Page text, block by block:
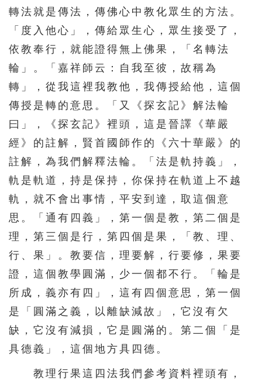
轉法就是傳法，傳佛心中教化眾生的方法。
「度入他心」，傳給眾生心，眾生接受了，
依教奉行，就能證得無上佛果，「名轉法
輪」。「嘉祥師云：自我至彼，故稱為
轉」，從我這裡我教他，我傳授給他，這個
傳授是轉的意思。「又《探玄記》解法輪
曰」，《探玄記》裡頭，這是晉譯《華嚴
經》的註解，賢首國師作的《六十華嚴》的
註解，為我們解釋法輪。「法是軌持義」，
軌是軌道，持是保持，你保持在軌道上不越
軌，就不會出事情，平安到達，取這個意
思。「通有四義」，第一個是教，第二個是
理，第三個是行，第四個是果，「教、理、
行、果」。教要信，理要解，行要修，果要
證，這個教學圓滿，少一個都不行。「輪是
所成，義亦有四」，這有四個意思，第一個
是「圓滿之義，以離缺減故」，它沒有欠
缺，它沒有減損，它是圓滿的。第二個「是
具德義」，這個地方具四德。
教理行果這四法我們參考資料裡頭有，